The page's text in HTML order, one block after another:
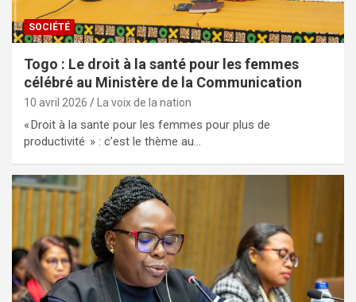
SOCIÉTÉ
Togo : Le droit à la santé pour les femmes
célébré au Ministère de la Communication
10 avril 2026 La voix de la nation
« Droit à la sante pour les femmes pour plus de
productivité » : c’est le thème au…